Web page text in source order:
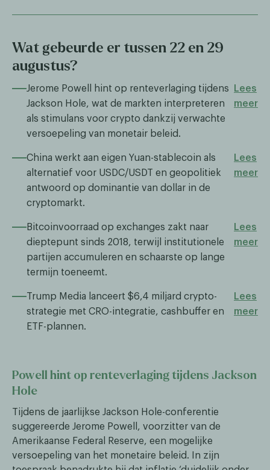
Wat gebeurde er tussen 22 en 29
augustus?
Jerome Powell hint op renteverlaging tijdens
Jackson Hole, wat de markten interpreteren
als stimulans voor crypto dankzij verwachte
versoepeling van monetair beleid.
Lees
meer
China werkt aan eigen Yuan-stablecoin als
alternatief voor USDC/USDT en geopolitiek
antwoord op dominantie van dollar in de
cryptomarkt.
Lees
meer
Bitcoinvoorraad op exchanges zakt naar
dieptepunt sinds 2018, terwijl institutionele
partijen accumuleren en schaarste op lange
termijn toeneemt.
Lees
meer
Trump Media lanceert $6,4 miljard crypto-
strategie met CRO-integratie, cashbuffer en
ETF-plannen.
Lees
meer
Powell hint op renteverlaging tijdens Jackson
Hole
Tijdens de jaarlijkse Jackson Hole-conferentie
suggereerde Jerome Powell, voorzitter van de
Amerikaanse Federal Reserve, een mogelijke
versoepeling van het monetaire beleid. In zijn